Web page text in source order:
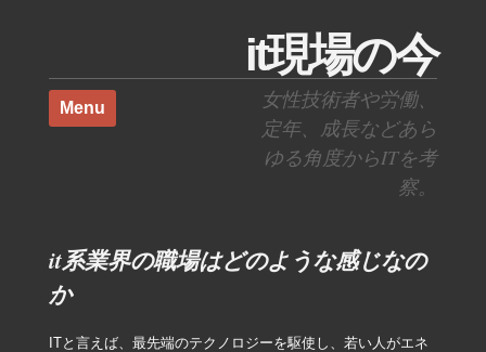
it現場の今
女性技術者や労働、
定年、成長などあら
ゆる角度からITを考
察。
Menu
Skip to content
it系業界の職場はどのような感じなの
か
ITと言えば、最先端のテクノロジーを駆使し、若い人がエネ